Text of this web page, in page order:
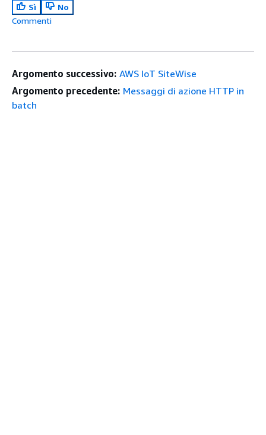
Sì
No
Commenti
Argomento successivo: AWS IoT SiteWise
Argomento precedente: Messaggi di azione HTTP in
batch